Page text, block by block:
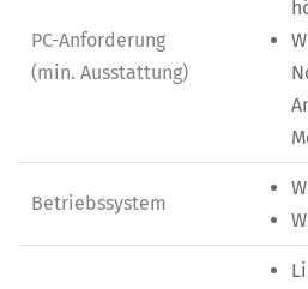
PC-Anforderung
(min. Ausstattung)
Betriebssystem